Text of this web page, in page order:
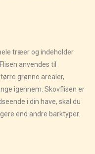
træer og indeholder
anvendes til
grønne arealer,
igennem. Skovflisen er
i din have, skal du
end andre barktyper.